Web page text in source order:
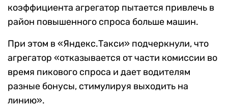
коэффициента агрегатор пытается привлечь в
район повышенного спроса больше машин.
При этом в «Яндекс.Такси» подчеркнули, что
агрегатор «отказывается от части комиссии во
время пикового спроса и дает водителям
разные бонусы, стимулируя выходить на
линию».